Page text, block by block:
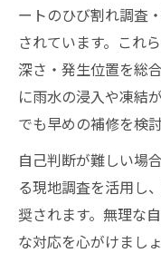
ートのひび割れ調査
されています。これ
深さ・発生位置を総
に雨水の浸入や凍結
でも早めの補修を検
自己判断が難しい場
る現地調査を活用し
奨されます。無理な
な対応を心がけましょ